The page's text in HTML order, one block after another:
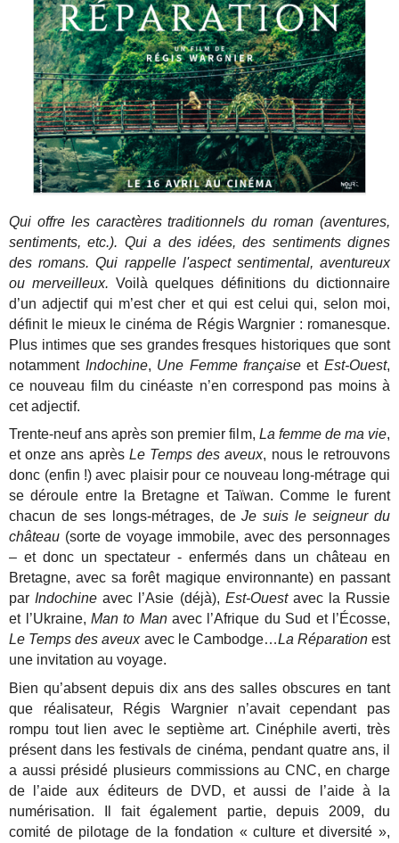
Qui offre les caractères traditionnels du roman (aventures,
sentiments, etc.). Qui a des idées, des sentiments dignes
des romans. Qui rappelle l'aspect sentimental, aventureux
ou merveilleux. Voilà quelques définitions du dictionnaire
d’un adjectif qui m’est cher et qui est celui qui, selon moi,
définit le mieux le cinéma de Régis Wargnier : romanesque.
Plus intimes que ses grandes fresques historiques que sont
notamment Indochine, Une Femme françaiseet Est-Ouest,
ce nouveau film du cinéaste n’en correspond pas moins à
cet adjectif.
Trente-neuf ans après son premier film, La femme de ma vie,
et onze ans après Le Temps des aveux, nous le retrouvons
donc (enfin !) avec plaisir pour ce nouveau long-métrage qui
se déroule entre la Bretagne et Taïwan. Comme le furent
chacun de ses longs-métrages, deJe suis le seigneur du
château (sorte de voyage immobile, avec des personnages
– et donc un spectateur - enfermés dans un château en
Bretagne, avec sa forêt magique environnante) en passant
parIndochine avec l’Asie (déjà), Est-Ouest avec la Russie
et l’Ukraine, Man to Manavec l’Afrique du Sud et l’Écosse,
Le Temps des aveuxavec le Cambodge…La Réparationest
une invitation au voyage.
Bien qu’absent depuis dix ans des salles obscures en tant
que réalisateur, Régis Wargnier n’avait cependant pas
rompu tout lien avec le septième art. Cinéphile averti, très
présent dans les festivals de cinéma, pendant quatre ans, il
a aussi présidé plusieurs commissions au CNC, en charge
de l’aide aux éditeurs de DVD, et aussi de l’aide à la
numérisation. Il fait également partie, depuis 2009, du
comité de pilotage de la fondation « culture et diversité »,